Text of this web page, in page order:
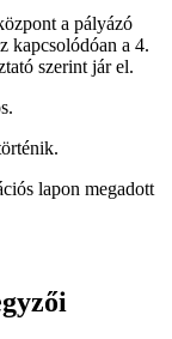
a pályázó
kapcsolódóan a 4.
szerint jár el.
lapon megadott